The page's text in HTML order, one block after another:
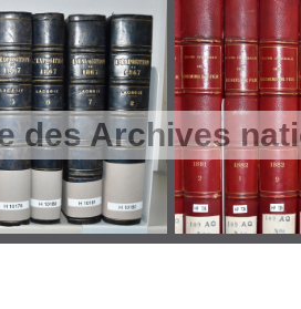
des Archives